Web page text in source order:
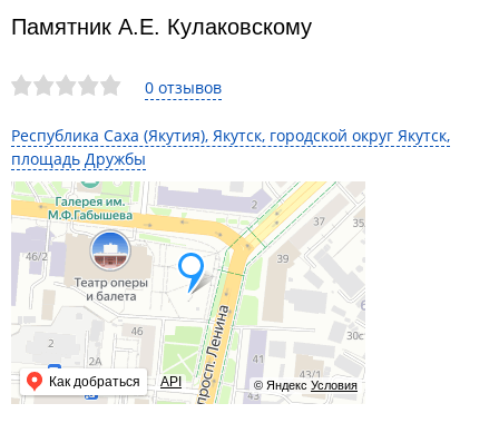
0 отзывов
Республика Саха (Якутия), Якутск, городской округ Якутск,
площадь Дружбы
© Яндекс Условия
Как добраться API
Памятник А.Е. Кулаковскому